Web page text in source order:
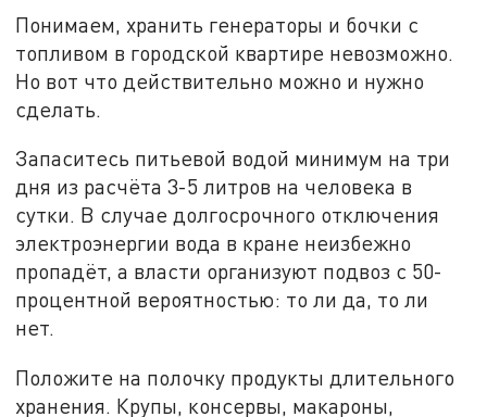
Понимаем, хранить генераторы и бочки с
топливом в городской квартире невозможно.
Но вот что действительно можно и нужно
сделать.
Запаситесь питьевой водой минимум на три
дня из расчёта 3-5 литров на человека в
сутки. В случае долгосрочного отключения
электроэнергии вода в кране неизбежно
пропадёт, а власти организуют подвоз с 50-
процентной вероятностью: то ли да, то ли
нет.
Положите на полочку продукты длительного
хранения. Крупы, консервы, макароны,